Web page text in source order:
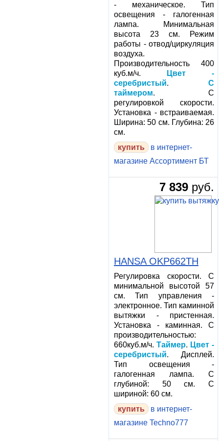
- механическое. Тип
освещения - галогенная
лампа. Минимальная
высота 23 см. Режим
работы - отвод/циркуляция
воздуха.
Производительность 400
куб.м/ч.
Цвет -
серебристый. С
таймером. С
регулировкой скорости.
Установка - встраиваемая.
Ширина: 50 см. Глубина: 26
см.
в интернет-
магазине Ассортимент БТ
7 839 руб.
HANSA OKP662TH
Регулировка скорости. С
минимальной высотой 57
см. Тип управления -
электронное. Тип каминной
вытяжки - пристенная.
Установка - каминная. С
производительностью:
660куб.м/ч. Таймер. Цвет -
серебристый. Дисплей.
Тип освещения -
галогенная лампа. С
глубиной: 50 см. С
шириной: 60 см.
в интернет-
магазине Techno777